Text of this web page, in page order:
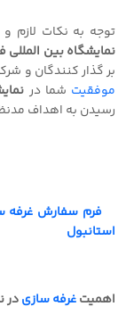
توجه به نکات لازم
نمایشگاه بین
بر گذار کنندگان و
موفقیت شما در
رسیدن به اهداف
فرم سفارش غرفه
استانبول
اهمیتغرفه سازیدر